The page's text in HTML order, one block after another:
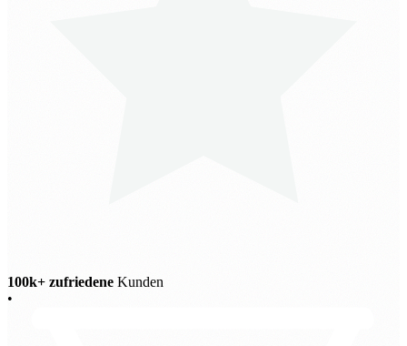
100k+ zufriedene Kunden
•